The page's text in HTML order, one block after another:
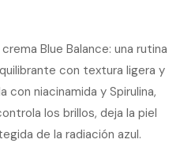
Blue Balance: una rutina
con textura ligera y
con niacinamida y Spirulina,
los brillos, deja la piel
de la radiación azul.